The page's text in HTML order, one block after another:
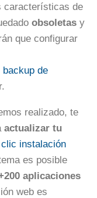
características de
obsoletas y
que configurar
backup de
realizado, te
actualizar tu
clic instalación
es posible
aplicaciones
web es